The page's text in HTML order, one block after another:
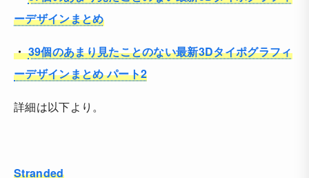
ーデザインまとめ
・39個のあまり見たことのない最新3Dタイポグラフィ
ーデザインまとめ パート2
詳細は以下より。
Stranded